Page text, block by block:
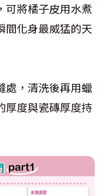
可將橘子皮用水煮
間化身最威猛的天
處，清洗後再用蠟
厚度與瓷磚厚度持